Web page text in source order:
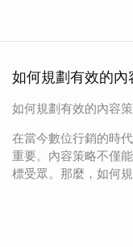
如何規劃有效的
如何規劃有效的內容
在當今數位行銷的時
重要。內容策略不僅
標受眾。那麼，如何